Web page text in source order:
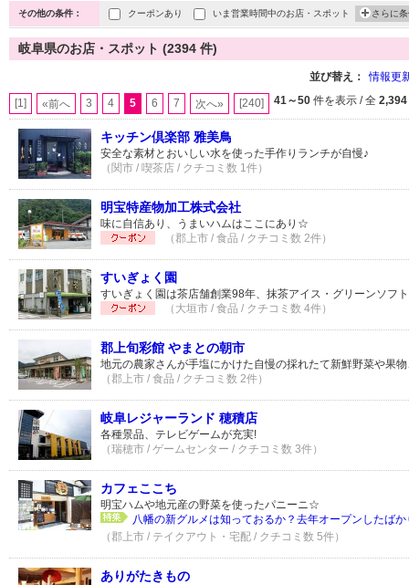
その他の条件： クーポンあり いま営業時間中のお店・スポット さらに
岐阜県のお店・スポット (2394 件)
並び替え： 情報更
[1] «前へ 3 4 5 6 7 次へ» [240] 41～50 件を表示 / 全 2,394
キッチン倶楽部 雅美鳥
安全な素材とおいしい水を使った手作りランチが自慢♪
（関市 / 喫茶店 / クチコミ数 1件）
明宝特産物加工株式会社
味に自信あり、うまいハムはここにあり☆
（郡上市 / 食品 / クチコミ数 2件）
すいぎょく園
すいぎょく園は茶店舗創業98年、抹茶アイス・グリーンソフ
（大垣市 / 食品 / クチコミ数 4件）
郡上旬彩館 やまとの朝市
地元の農家さんが手塩にかけた自慢の採れたて新鮮野菜や果
（郡上市 / 食品 / クチコミ数 2件）
岐阜レジャーランド 穂積店
各種景品、テレビゲームが充実!
（瑞穂市 / ゲームセンター / クチコミ数 3件）
カフェここち
明宝ハムや地元産の野菜を使ったパニーニ☆
八幡の新グルメは知っておるか？去年オープンしたば
（郡上市 / テイクアウト・宅配 / クチコミ数 5件）
ありがたきもの